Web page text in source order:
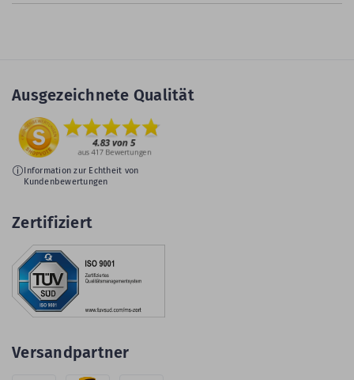
Ausgezeichnete Qualität
Information zur Echtheit von
Kundenbewertungen
Zertifiziert
Versandpartner